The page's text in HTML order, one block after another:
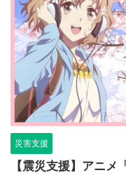
災害支援
【震災支援】アニ